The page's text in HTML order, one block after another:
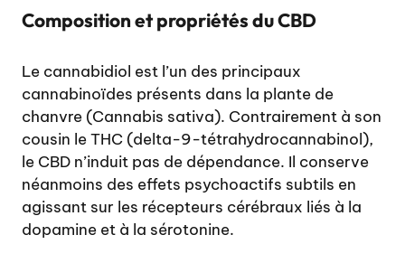
Composition et propriétés du CBD
Le cannabidiol est l’un des principaux
cannabinoïdes présents dans la plante de
chanvre (Cannabis sativa). Contrairement à son
cousin le THC (delta-9-tétrahydrocannabinol),
le CBD n’induit pas de dépendance. Il conserve
néanmoins des effets psychoactifs subtils en
agissant sur les récepteurs cérébraux liés à la
dopamine et à la sérotonine.